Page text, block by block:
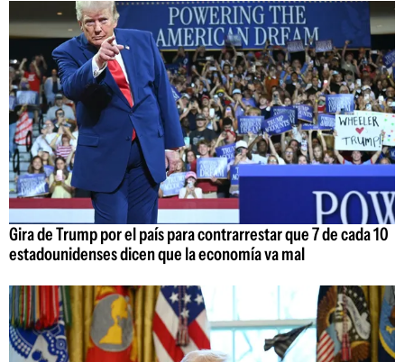
Gira de Trump por el país para contrarrestar que 7 de cada 10
estadounidenses dicen que la economía va mal